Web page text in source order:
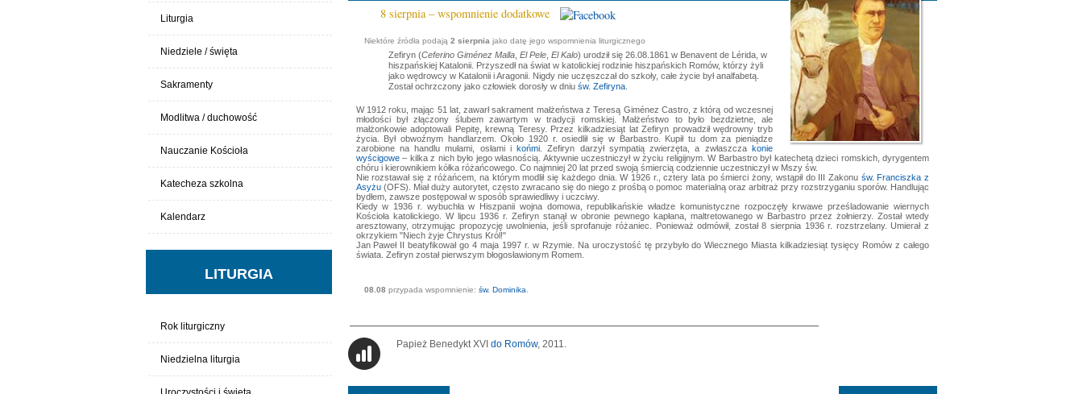
8 sierpnia – wspomnienie dodatkowe
Niektóre źródła podają 2 sierpnia jako datę jego wspomnienia liturgicznego
Zefiryn (Ceferino Giménez Malla, El Pele, El Kalo) urodził się 26.08.1861 w Benavent de Lérida, w
hiszpańskiej Katalonii. Przyszedł na świat w katolickiej rodzinie hiszpańskich Romów, którzy żyli
jako wędrowcy w Katalonii i Aragonii. Nigdy nie uczęszczał do szkoły, całe życie był analfabetą.
Został ochrzczony jako człowiek dorosły w dniu św. Zefiryna.
W 1912 roku, mając 51 lat, zawarł sakrament małżeństwa z Teresą Giménez Castro, z którą od wczesnej
młodości był złączony ślubem zawartym w tradycji romskiej. Małżeństwo to było bezdzietne, ale
małżonkowie adoptowali Pepitę, krewną Teresy. Przez kilkadziesiąt lat Zefiryn prowadził wędrowny tryb
życia. Był obwoźnym handlarzem. Około 1920 r. osiedlił się w Barbastro. Kupił tu dom za pieniądze
zarobione na handlu mułami, osłami ikońmi . Zefiryn darzył sympatią zwierzęta, a zwłaszczakonie
wyścigowe– kilka z nich było jego własnością. Aktywnie uczestniczył w życiu religijnym. W Barbastro był katechetą dzieci romskich, dyrygentem
chóru i kierownikiem kółka różańcowego. Co najmniej 20 lat przed swoją śmiercią codziennie uczestniczył w Mszy św.
Nie rozstawał się z różańcem, na którym modlił się każdego dnia. W 1926 r., cztery lata po śmierci żony, wstąpił do III Zakonu św. Franciszka z
Asyżu (OFS). Miał duży autorytet, często zwracano się do niego z prośbą o pomoc materialną oraz arbitraż przy rozstrzyganiu sporów. Handlując
bydłem, zawsze postępował w sposób sprawiedliwy i uczciwy.
Kiedy w 1936 r. wybuchła w Hiszpanii wojna domowa, republikańskie władze komunistyczne rozpoczęły krwawe prześladowanie wiernych
Kościoła katolickiego. W lipcu 1936 r. Zefiryn stanął w obronie pewnego kapłana, maltretowanego w Barbastro przez żołnierzy. Został wtedy
aresztowany, otrzymując propozycję uwolnienia, jeśli sprofanuje różaniec. Ponieważ odmówił, został 8 sierpnia 1936 r. rozstrzelany. Umierał z
okrzykiem "Niech żyje Chrystus Król!"
Jan Paweł II beatyfikował go 4 maja 1997 r. w Rzymie. Na uroczystość tę przybyło do Wiecznego Miasta kilkadziesiąt tysięcy Romów z całego
świata. Zefiryn został pierwszym błogosławionym Romem.
08.08 przypada wspomnienie: św. Dominika
Papież Benedykt XVI do Romów, 2011.
Liturgia
Niedziele / święta
Sakramenty
Modlitwa / duchowość
Nauczanie Kościoła
Katecheza szkolna
Kalendarz
LITURGIA
Rok liturgiczny
Niedzielna liturgia